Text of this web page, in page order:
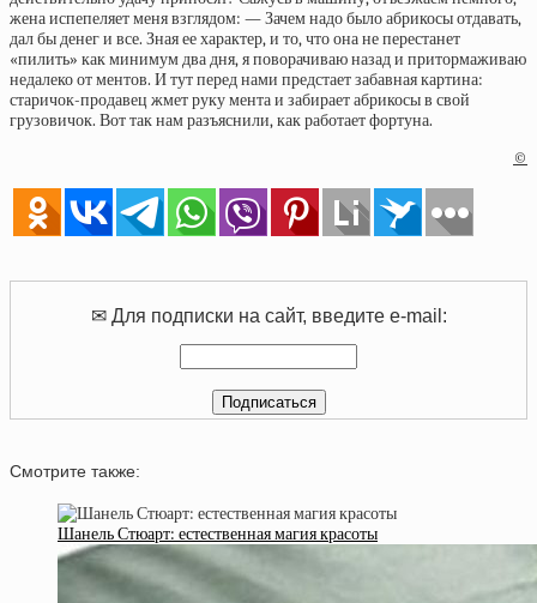
жена испепеляет меня взглядом: — Зачем надо было абрикосы отдавать,
дал бы денег и все. Зная ее характер, и то, что она не перестанет
«пилить» как минимум два дня, я поворачиваю назад и притормаживаю
недалеко от ментов. И тут перед нами предстает забавная картина:
старичок-продавец жмет руку мента и забирает абрикосы в свой
грузовичок. Вот так нам разъяснили, как работает фортуна.
©
✉ Для подписки на сайт, введите e-mail:
Смотрите также:
Шанель Стюарт: естественная магия красоты